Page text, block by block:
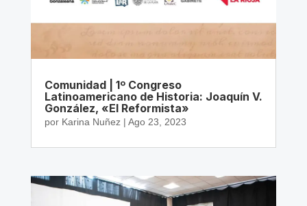
Comunidad | 1º Congreso
Latinoamericano de Historia: Joaquín V.
González, «El Reformista»
por Karina Nuñez| Ago 23, 2023